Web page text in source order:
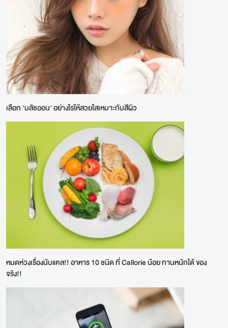
เลือก 'บลัชออน' อย่างไรให้สวยใสเหมาะกับสีผิว
หมดห่วงเรื่องนับแคล!! อาหาร 10 ชนิด ที่ Callorie น้อย ทานหนักได้ ของ
จริง!!